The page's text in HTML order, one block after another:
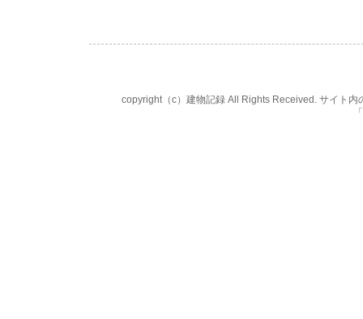
copyright（c）建物記録 All Rights Received. サイト